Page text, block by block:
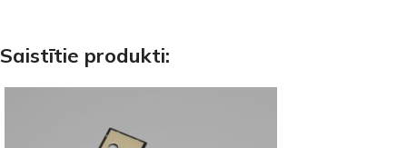
Saistītie produkti: